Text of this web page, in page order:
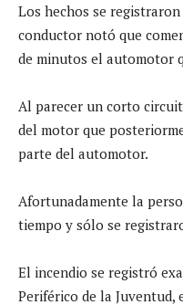
Los hechos se
conductor notó que
de minutos el automotor
Al parecer un corto
del motor que
parte del automotor.
Afortunadamente la
tiempo y sólo se
El incendio se registró
Periférico de la Juventud,